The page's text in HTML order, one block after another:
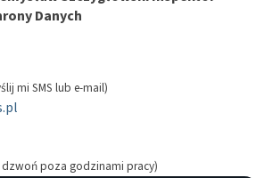
Danych
mi SMS lub e-mail)
dzwoń poza godzinami pracy)